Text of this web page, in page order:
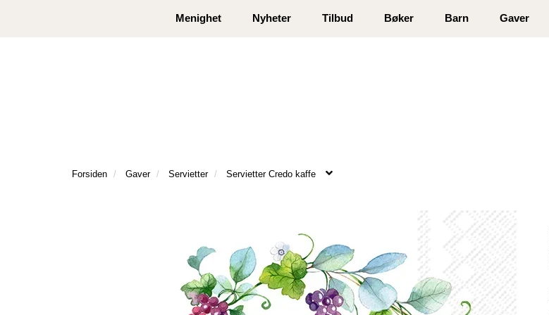
Åpningstider Logg inn eller registrer deg
Menighet Nyheter Tilbud Bøker Barn Gaver
Forsiden Gaver Servietter Servietter Credo kaffe